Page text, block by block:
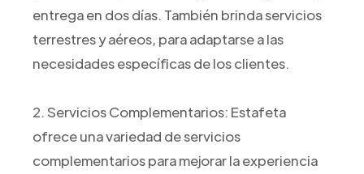
entrega en dos días. También brinda servicios
terrestres y aéreos, para adaptarse a las
necesidades específicas de los clientes.
2. Servicios Complementarios: Estafeta
ofrece una variedad de servicios
complementarios para mejorar la experiencia